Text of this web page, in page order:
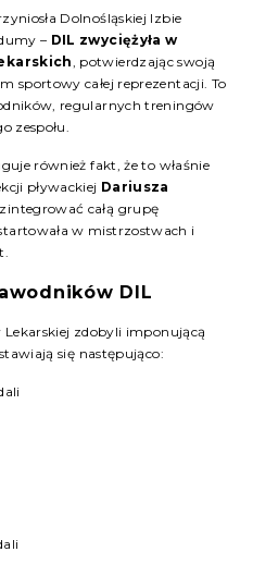
Dolnośląskiej Izbie
– DIL zwyciężyła w
, potwierdzając swoją
sportowy całej reprezentacji. To
regularnych treningów
zespołu.
również fakt, że to właśnie
pływackiej Dariusza
całą grupę
w mistrzostwach i
DIL
zdobyli imponującą
się następująco: